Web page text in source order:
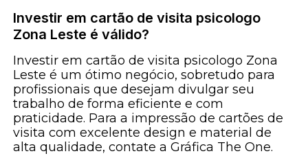
Investir em cartão de visita psicologo
Zona Leste é válido?
Investir em cartão de visita psicologo Zona
Leste é um ótimo negócio, sobretudo para
profissionais que desejam divulgar seu
trabalho de forma eficiente e com
praticidade. Para a impressão de cartões de
visita com excelente design e material de
alta qualidade, contate a Gráfica The One.